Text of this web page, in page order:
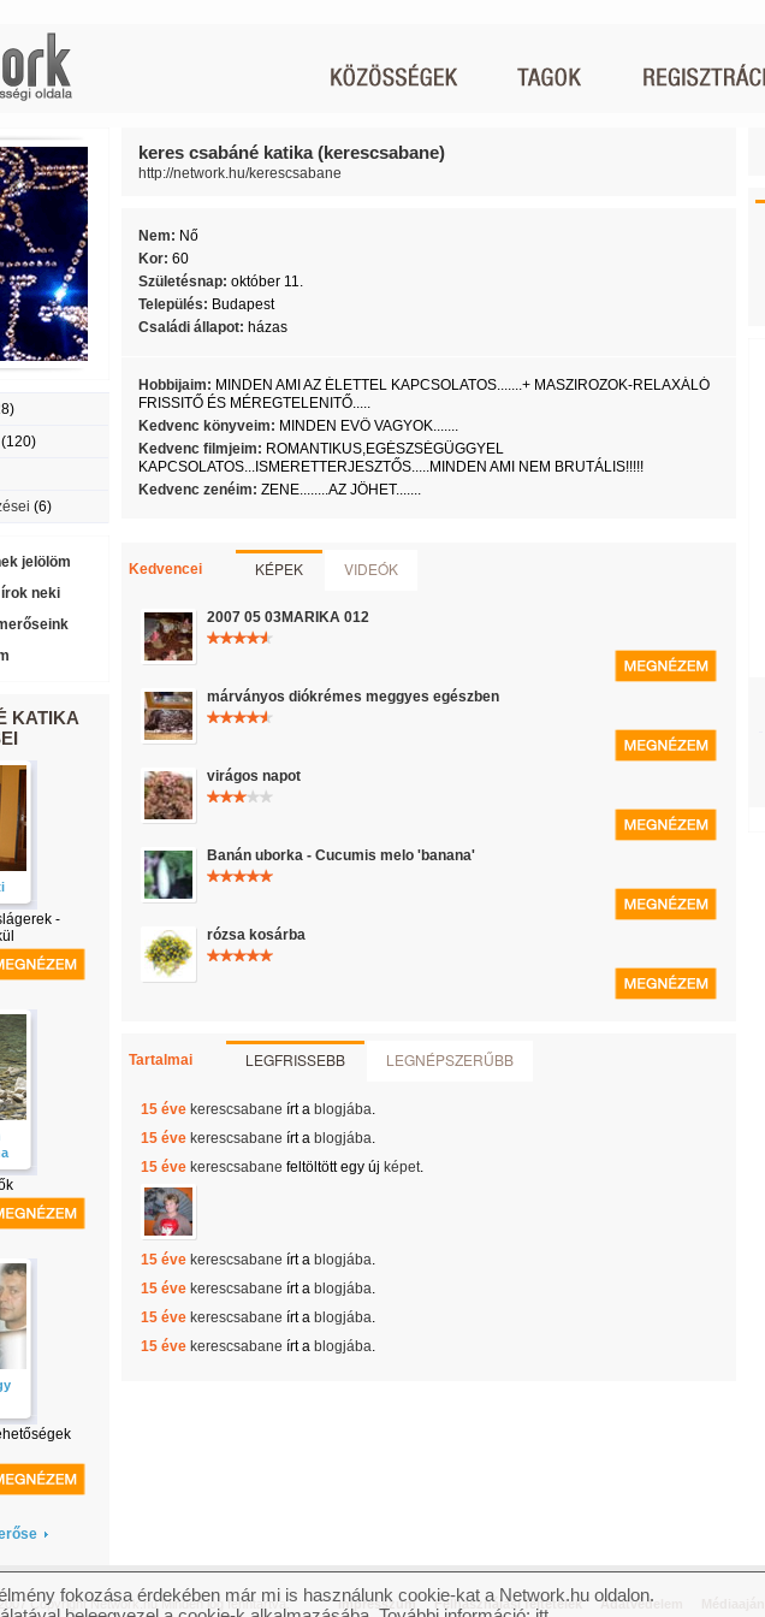
(120)
(6)
jelölöm
neki
KATIKA
-
keres csabáné katika (kerescsabane)
http://network.hu/kerescsabane
Nem: Nő
Kor: 60
Születésnap: október 11.
Település: Budapest
Családi állapot: házas
Hobbijaim: MINDEN AMI AZ ÉLETTEL KAPCSOLATOS.......+ MASZIROZOK-RELAXÁLÓ
FRISSITŐ ÉS MÉREGTELENITŐ.....
Kedvenc könyveim: MINDEN EVŐ VAGYOK.......
Kedvenc filmjeim: ROMANTIKUS,EGÉSZSÉGÜGGYEL
KAPCSOLATOS...ISMERETTERJESZTŐS.....MINDEN AMI NEM BRUTÁLIS!!!!!
Kedvenc zenéim: ZENE........AZ JÖHET.......
Kedvencei KÉPEK VIDEÓK
2007 05 03MARIKA 012
márványos diókrémes meggyes egészben
virágos napot
Banán uborka - Cucumis melo 'banana'
rózsa kosárba
Tartalmai LEGFRISSEBB LEGNÉPSZERŰBB
15 éve kerescsabane írt a blogjába.
15 éve kerescsabane írt a blogjába.
15 éve kerescsabane feltöltött egy új képet.
15 éve kerescsabane írt a blogjába.
15 éve kerescsabane írt a blogjába.
15 éve kerescsabane írt a blogjába.
15 éve kerescsabane írt a blogjába.
Copyright Network.hu Minden jog fenntartva. Impresszum Felhasználási feltételek Adatvédelem
fokozása érdekében már mi is használunk cookie-kat a Network.hu oldalon.